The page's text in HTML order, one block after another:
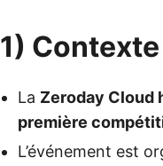
1) Contexte
La Zeroday Cloud
première
L’événement est